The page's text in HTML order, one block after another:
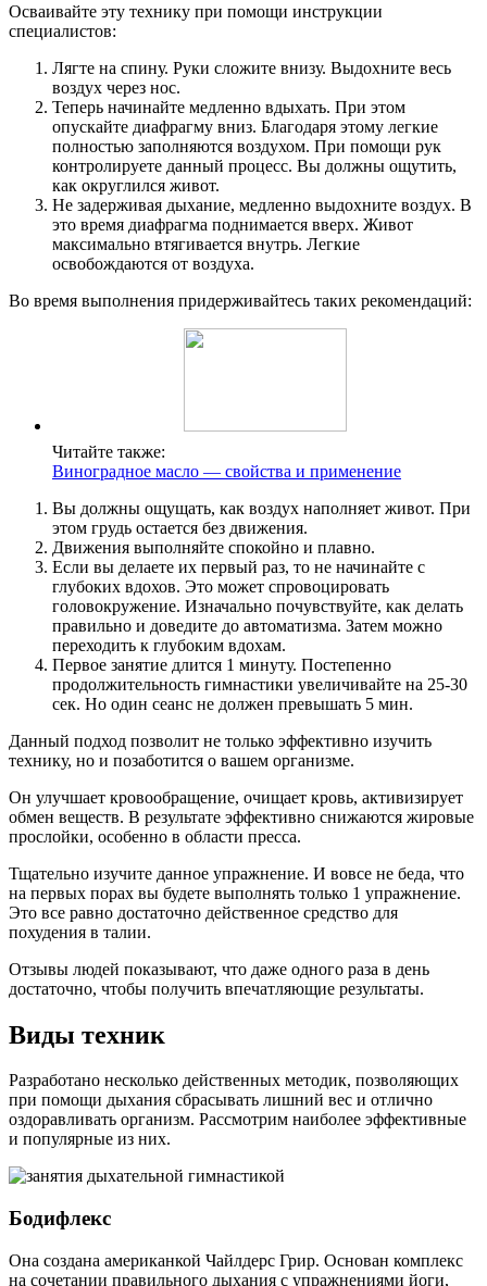
Осваивайте эту технику при помощи инструкции
специалистов:
Лягте на спину. Руки сложите внизу. Выдохните весь
воздух через нос.
Теперь начинайте медленно вдыхать. При этом
опускайте диафрагму вниз. Благодаря этому легкие
полностью заполняются воздухом. При помощи рук
контролируете данный процесс. Вы должны ощутить,
как округлился живот.
Не задерживая дыхание, медленно выдохните воздух. В
это время диафрагма поднимается вверх. Живот
максимально втягивается внутрь. Легкие
освобождаются от воздуха.
Во время выполнения придерживайтесь таких рекомендаций:
Читайте также:
Виноградное масло — свойства и применение
Вы должны ощущать, как воздух наполняет живот. При
этом грудь остается без движения.
Движения выполняйте спокойно и плавно.
Если вы делаете их первый раз, то не начинайте с
глубоких вдохов. Это может спровоцировать
головокружение. Изначально почувствуйте, как делать
правильно и доведите до автоматизма. Затем можно
переходить к глубоким вдохам.
Первое занятие длится 1 минуту. Постепенно
продолжительность гимнастики увеличивайте на 25-30
сек. Но один сеанс не должен превышать 5 мин.
Данный подход позволит не только эффективно изучить
технику, но и позаботится о вашем организме.
Он улучшает кровообращение, очищает кровь, активизирует
обмен веществ. В результате эффективно снижаются жировые
прослойки, особенно в области пресса.
Тщательно изучите данное упражнение. И вовсе не беда, что
на первых порах вы будете выполнять только 1 упражнение.
Это все равно достаточно действенное средство для
похудения в талии.
Отзывы людей показывают, что даже одного раза в день
достаточно, чтобы получить впечатляющие результаты.
Виды техник
Разработано несколько действенных методик, позволяющих
при помощи дыхания сбрасывать лишний вес и отлично
оздоравливать организм. Рассмотрим наиболее эффективные
и популярные из них.
Бодифлекс
Она создана американкой Чайлдерс Грир. Основан комплекс
на сочетании правильного дыхания с упражнениями йоги,